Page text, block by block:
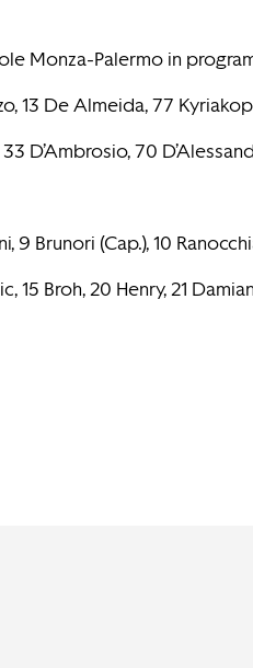
Monza-Palermo in
13 De Almeida, 77
D’Ambrosio, 70
9 Brunori (Cap.), 10
15 Broh, 20 Henry, 21